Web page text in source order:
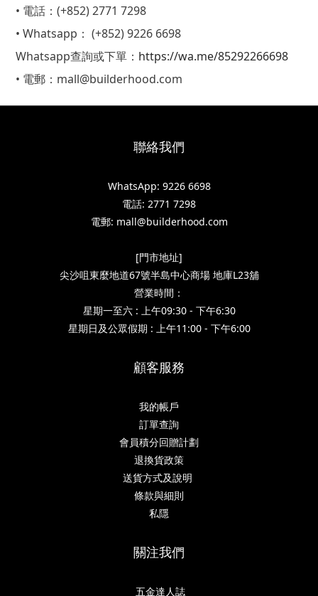
• 電話：(+852) 2771 7298
• Whatsapp： (+852) 9226 6698
Whatsapp查詢或下單： https://wa.me/85292266698
• 電郵：mall@builderhood.com
聯絡我們
WhatsApp: 9226 6698
電話: 2771 7298
電郵: mall@builderhood.com
[門市地址]
尖沙咀東麼地道67號半島中心商場 地庫L23舖
營業時間：
星期一至六 : 上午09:30 - 下午6:30
星期日及公眾假期 : 上午11:00 - 下午6:00
顧客服務
我的帳戶
訂單查詢
會員積分回贈計劃
退換貨政策
送貨方式及說明
條款與細則
私隱
關注我們
五金達人誌